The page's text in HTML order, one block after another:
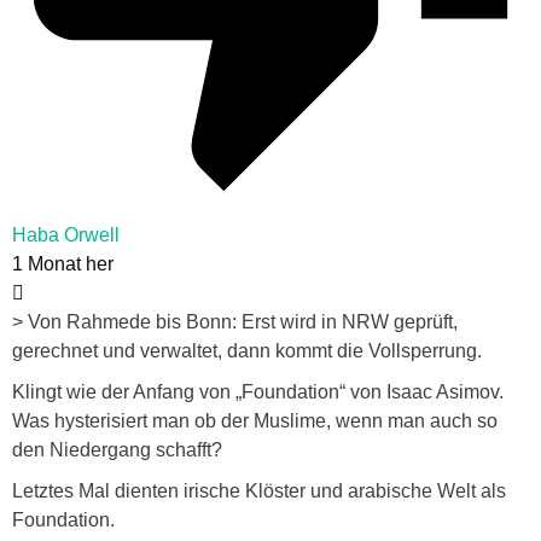
Haba Orwell
1 Monat her
> Von Rahmede bis Bonn: Erst wird in NRW geprüft,
gerechnet und verwaltet, dann kommt die Vollsperrung.
Klingt wie der Anfang von „Foundation“ von Isaac Asimov.
Was hysterisiert man ob der Muslime, wenn man auch so
den Niedergang schafft?
Letztes Mal dienten irische Klöster und arabische Welt als
Foundation.